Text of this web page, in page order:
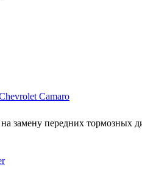
Camaro
замену передних тормозных